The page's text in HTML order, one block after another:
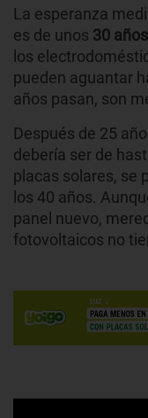
La esperanza
es de unos 30 años
los
pueden aguantar
años pasan, son
Después de 25
debería ser de
placas solares, se
los 40 años.
panel nuevo,
fotovoltaicos no